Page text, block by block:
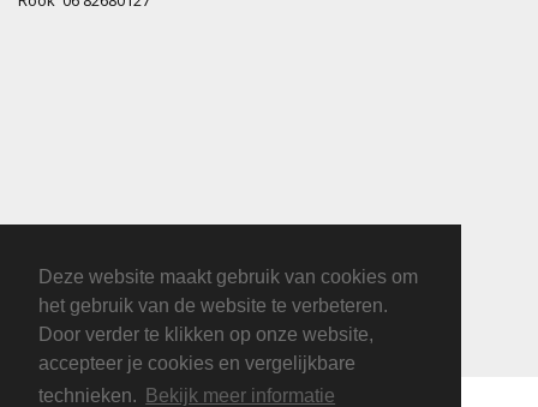
Deze website maakt gebruik van cookies om
het gebruik van de website te verbeteren.
Door verder te klikken op onze website,
accepteer je cookies en vergelijkbare
technieken.
Bekijk meer informatie